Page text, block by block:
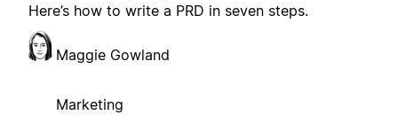
Here’s how to write a PRD in seven steps.
Maggie Gowland
Marketing